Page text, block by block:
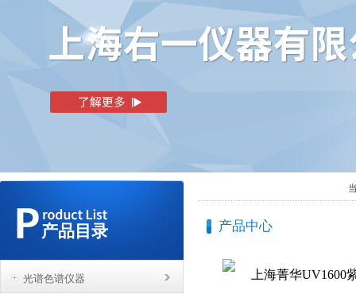
产品目录
光谱色谱仪器
产品中心
上海菁华UV1600